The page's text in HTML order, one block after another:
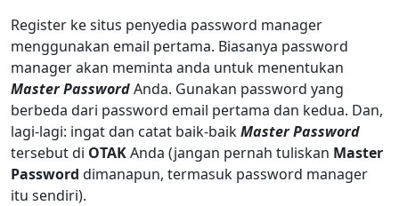
Register ke situs penyedia password manager
menggunakan email pertama. Biasanya password
manager akan meminta anda untuk menentukan
Master PasswordAnda. Gunakan password yang
berbeda dari password email pertama dan kedua. Dan,
lagi-lagi: ingat dan catat baik-baikMaster Password
tersebut di OTAKAnda (jangan pernah tuliskan Master
Password dimanapun, termasuk password manager
itu sendiri).